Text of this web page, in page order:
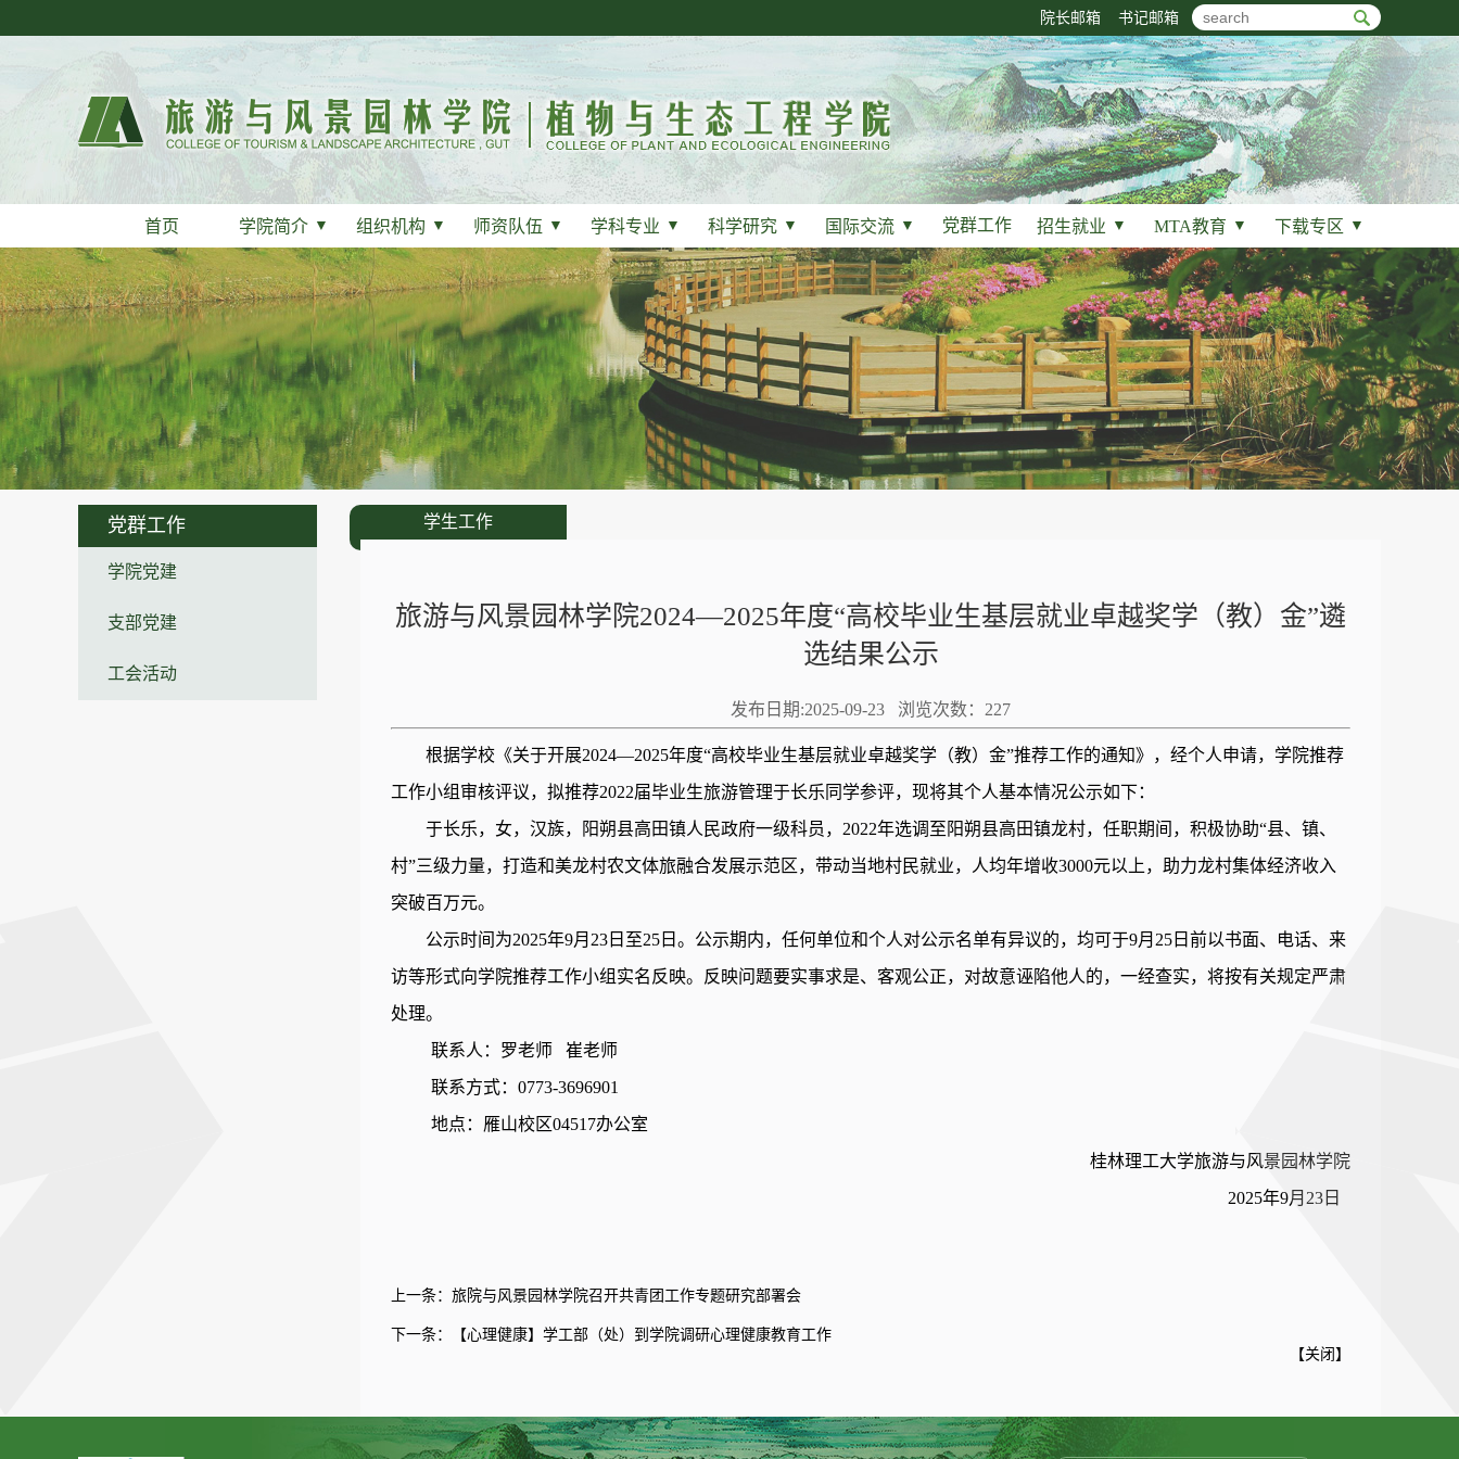
院长邮箱 书记邮箱
首页 学院简介 ▼ 组织机构 ▼ 师资队伍 ▼ 学科专业 ▼ 科学研究 ▼ 国际交流 ▼ 党群工作 招生就业 ▼ MTA教育 ▼ 下载专区 ▼
党群工作
学院党建
支部党建
工会活动
学生工作
旅游与风景园林学院2024—2025年度“高校毕业生基层就业卓越奖学（教）金”遴
选结果公示
发布日期:2025-09-23 浏览次数： 227
根据学校《关于开展2024—2025年度“高校毕业生基层就业卓越奖学（教）金”推荐工作的通知》，经个人申请，学院推荐
工作小组审核评议，拟推荐2022届毕业生旅游管理于长乐同学参评，现将其个人基本情况公示如下：
于长乐，女，汉族，阳朔县高田镇人民政府一级科员，2022年选调至阳朔县高田镇龙村，任职期间，积极协助“县、镇、
村”三级力量，打造和美龙村农文体旅融合发展示范区，带动当地村民就业，人均年增收3000元以上，助力龙村集体经济收入
突破百万元。
公示时间为2025年9月23日至25日。公示期内，任何单位和个人对公示名单有异议的，均可于9月25日前以书面、电话、来
访等形式向学院推荐工作小组实名反映。反映问题要实事求是、客观公正，对故意诬陷他人的，一经查实，将按有关规定严肃
处理。
联系人：罗老师 崔老师
联系方式：0773-3696901
地点：雁山校区04517办公室
桂林理工大学旅游与风景园林学院
2025年9月23日
上一条： 旅院与风景园林学院召开共青团工作专题研究部署会
下一条：
【心理健康】学工部（处）到学院调研心理健康教育工作
【关闭 】